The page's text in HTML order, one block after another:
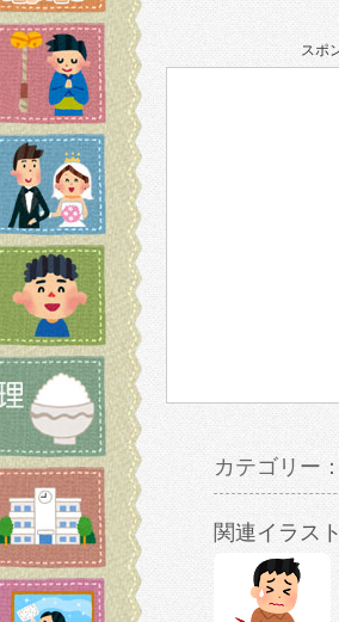
スポ
カテゴリー：
関連イラスト